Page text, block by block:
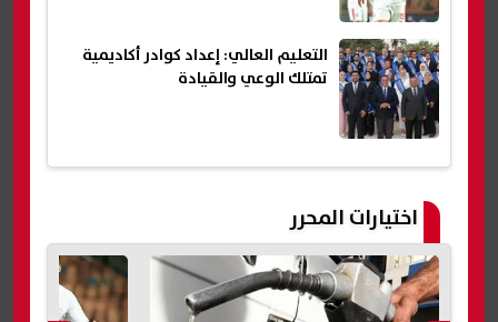
التعليم العالي: إعداد كوادر أكاديمية
تمتلك الوعي والقيادة
اختيارات المحرر